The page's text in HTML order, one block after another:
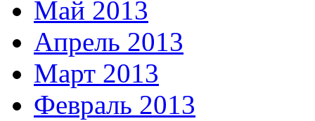
Май 2013
Апрель 2013
Март 2013
Февраль 2013